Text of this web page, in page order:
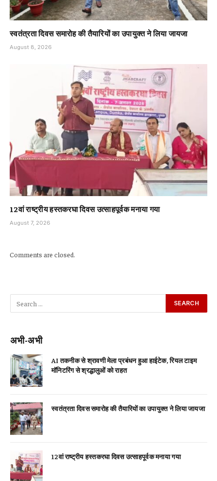
स्वतंत्रता दिवस समारोह की तैयारियों का उपायुक्त ने लिया जायजा
August 8, 2026
12वां राष्ट्रीय हस्तकरघा दिवस उत्साहपूर्वक मनाया गया
August 7, 2026
Comments are closed.
अभी-अभी
AI तकनीक से श्रावणी मेला प्रबंधन हुआ हाईटेक, रियल टाइम
मॉनिटरिंग से श्रद्धालुओं को राहत
स्वतंत्रता दिवस समारोह की तैयारियों का उपायुक्त ने लिया जायजा
12वां राष्ट्रीय हस्तकरघा दिवस उत्साहपूर्वक मनाया गया